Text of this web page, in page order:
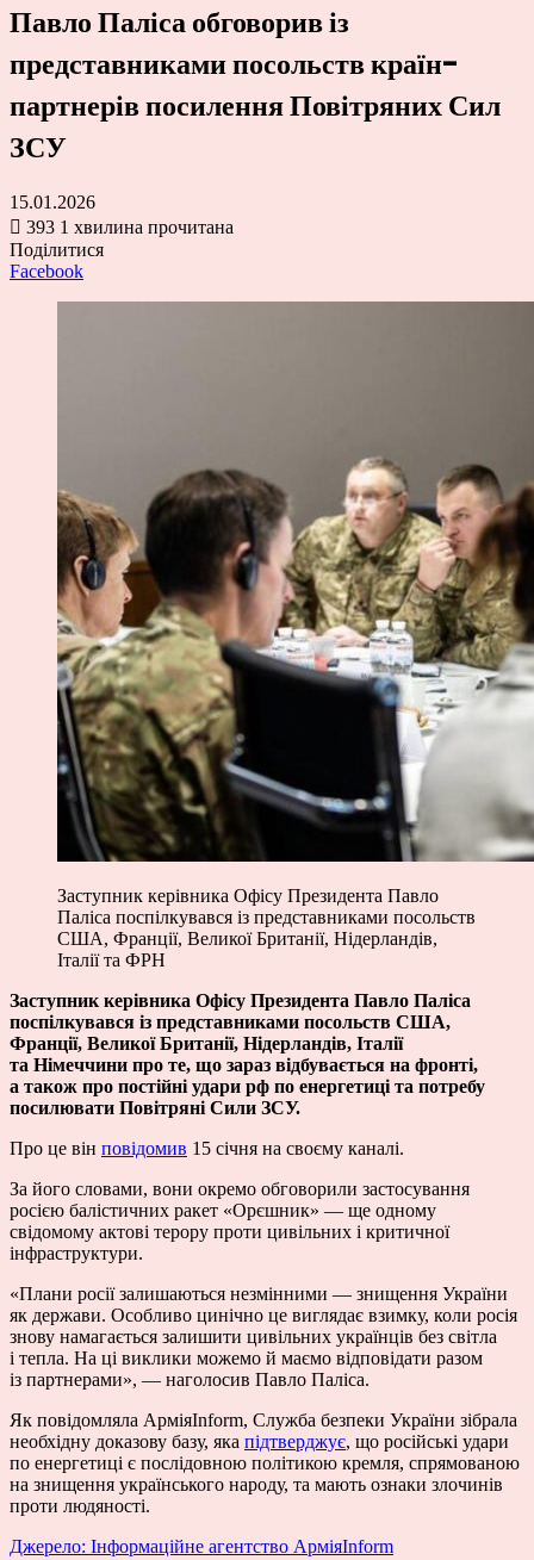
Павло Паліса обговорив із
представниками посольств країн-
партнерів посилення Повітряних Сил
ЗСУ
15.01.2026
393 1 хвилина прочитана
Поділитися
Facebook
Заступник керівника Офісу Президента Павло
Паліса поспілкувався із представниками посольств
США, Франції, Великої Британії, Нідерландів,
Італії та ФРН
Заступник керівника Офісу Президента Павло Паліса
поспілкувався із представниками посольств США,
Франції, Великої Британії, Нідерландів, Італії
та Німеччини про те, що зараз відбувається на фронті,
а також про постійні удари рф по енергетиці та потребу
посилювати Повітряні Сили ЗСУ.
Про це він повідомив 15 січня на своєму каналі.
За його словами, вони окремо обговорили застосування
росією балістичних ракет «Орєшник» — ще одному
свідомому актові терору проти цивільних і критичної
інфраструктури.
«Плани росії залишаються незмінними — знищення України
як держави. Особливо цинічно це виглядає взимку, коли росія
знову намагається залишити цивільних українців без світла
і тепла. На ці виклики можемо й маємо відповідати разом
із партнерами», — наголосив Павло Паліса.
Як повідомляла АрміяInform, Служба безпеки України зібрала
необхідну доказову базу, яка підтверджує, що російські удари
по енергетиці є послідовною політикою кремля, спрямованою
на знищення українського народу, та мають ознаки злочинів
проти людяності.
Джерело: Інформаційне агентство АрміяInform